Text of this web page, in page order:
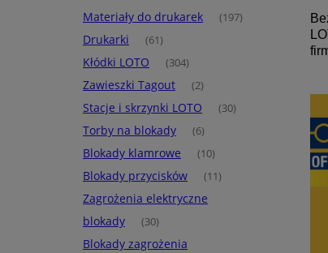
Materiały do drukarek (197)
Drukarki (61)
Kłódki LOTO (304)
Zawieszki Tagout (2)
Stacje i skrzynki LOTO (30)
Torby na blokady (6)
Blokady klamrowe (10)
Blokady przycisków (11)
Zagrożenia elektryczne
blokady
(30)
Blokady zagrożenia